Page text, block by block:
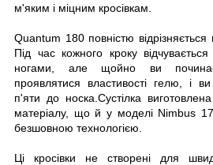
м'яким і міцним кросівкам.
Quantum 180 повністю відрізняється
Під час кожного кроку
ногами, але щойно ви
проявлятися властивості гелю, і ви
п'яти до носка.Сустілка
матеріалу, що й у моделі Nimbus
безшовною технологією.
Ці кросівки не створені для